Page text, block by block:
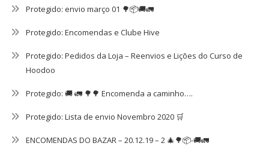
Protegido: envio março 01 🌳📦🚚🚛
Protegido: Encomendas e Clube Hive
Protegido: Pedidos da Loja – Reenvios e Lições do Curso de
Hoodoo
Protegido: 🚚 🚛 🌳🌳 Encomenda a caminho….
Protegido: Lista de envio Novembro 2020 🛒
ENCOMENDAS DO BAZAR – 20.12.19 – 2 🎄🌳📦-🚚🚛